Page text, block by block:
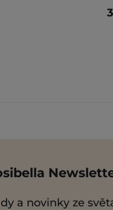
a novinky ze